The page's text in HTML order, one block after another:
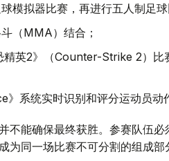
模拟器比赛，再进行五人制足球
（MMA）结合；
精英2》（Counter-Strike 2）比
》系统实时识别和评分运动员动
不能确保最终获胜。参赛队伍必
同一场比赛不可分割的组成部